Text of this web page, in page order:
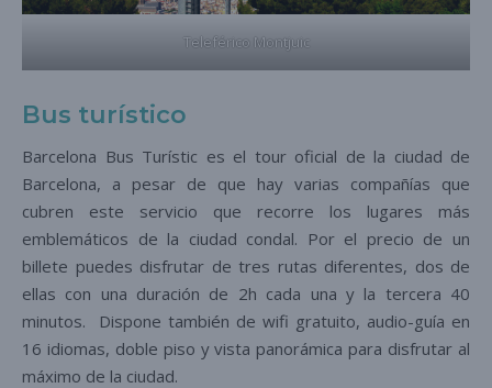
Teleférico Montjuic
Bus turístico
Barcelona Bus Turístic es el tour oficial de la ciudad de
Barcelona, a pesar de que hay varias compañías que
cubren este servicio que recorre los lugares más
emblemáticos de la ciudad condal. Por el precio de un
billete puedes disfrutar de tres rutas diferentes, dos de
ellas con una duración de 2h cada una y la tercera 40
minutos. Dispone también de wifi gratuito, audio-guía en
16 idiomas, doble piso y vista panorámica para disfrutar al
máximo de la ciudad.